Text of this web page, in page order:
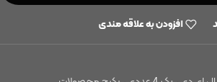
افزودن به علاقه مندی